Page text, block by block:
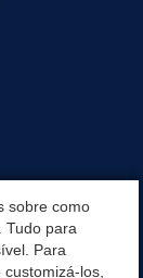
sobre como
Tudo para
Para
los,